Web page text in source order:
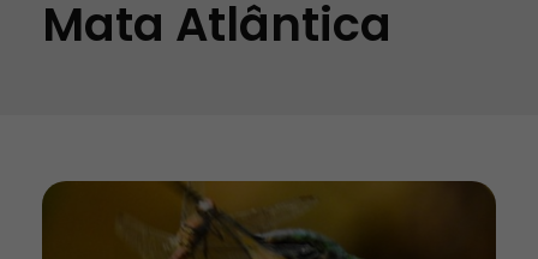
Mata Atlântica